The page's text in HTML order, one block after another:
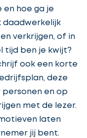
en hoe ga je
daadwerkelijk
verkrijgen, of in
tijd ben je kwijt?
ook een korte
deze
en op
met de lezer.
laten
jij bent.